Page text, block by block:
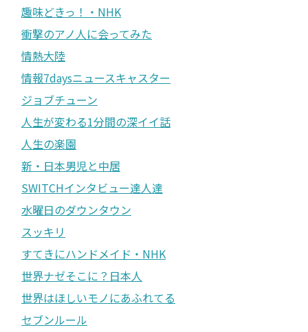
趣味どきっ！・NHK
衝撃のアノ人に会ってみた
情熱大陸
情報7daysニュースキャスター
ジョブチューン
人生が変わる1分間の深イイ話
人生の楽園
新・日本男児と中居
SWITCHインタビュー達人達
水曜日のダウンタウン
スッキリ
すてきにハンドメイド・NHK
世界ナゼそこに？日本人
世界はほしいモノにあふれてる
セブンルール